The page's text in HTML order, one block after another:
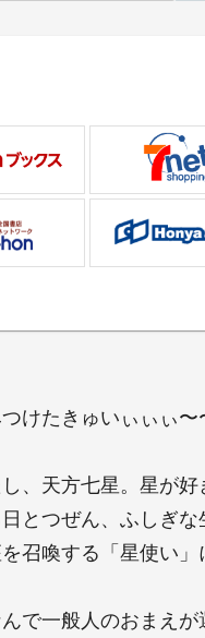
つけたきゅいぃぃぃ〜
、天方七星。星が好
とつぜん、ふしぎな
召喚する「星使い」
んで一般人のおまえが